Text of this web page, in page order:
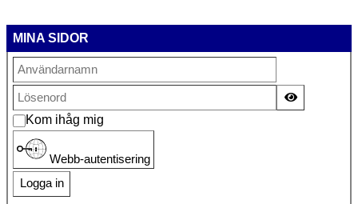
MINA SIDOR
Kom ihåg mig
Webb-autentisering
Logga in